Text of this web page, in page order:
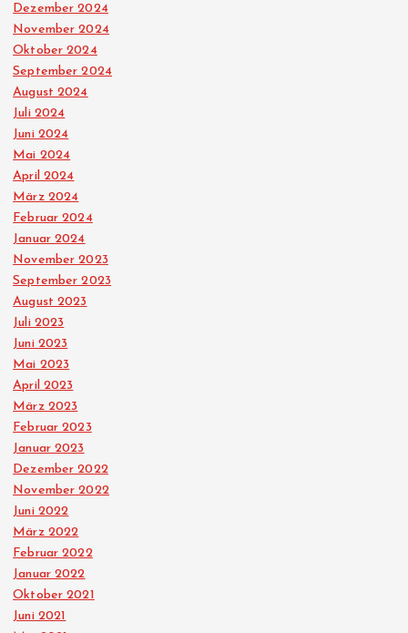
Dezember 2024
November 2024
Oktober 2024
September 2024
August 2024
Juli 2024
Juni 2024
Mai 2024
April 2024
März 2024
Februar 2024
Januar 2024
November 2023
September 2023
August 2023
Juli 2023
Juni 2023
Mai 2023
April 2023
März 2023
Februar 2023
Januar 2023
Dezember 2022
November 2022
Juni 2022
März 2022
Februar 2022
Januar 2022
Oktober 2021
Juni 2021